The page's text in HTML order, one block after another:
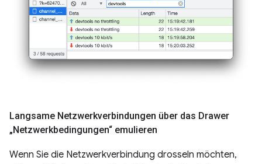
Langsame Netzwerkverbindungen über das Drawer
„Netzwerkbedingungen“ emulieren
Wenn Sie die Netzwerkverbindung drosseln möchten,